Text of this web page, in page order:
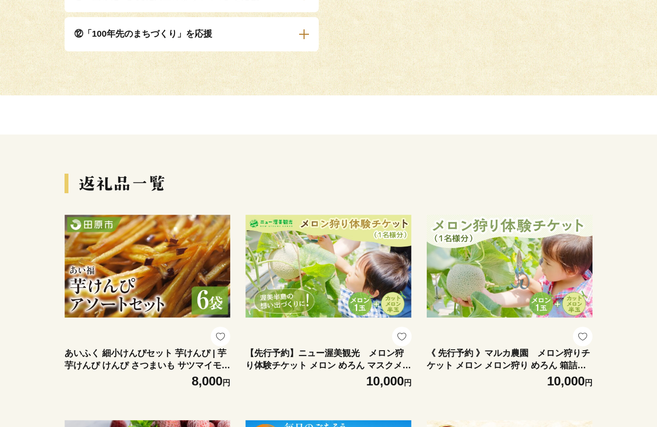
⑫「100年先のまちづくり」を応援
あいふく 細小けんぴセット 芋けんぴ | 芋
芋けんぴ けんぴ さつまいも サツマイモ
さつま芋 いも おやつ お菓子 スイーツ あ
8,000円
【先行予約】ニュー渥美観光 メロン狩
り体験チケット メロン めろん マスクメロ
ン フルーツ 果物 愛知県 田原市 渥美半島
お取り寄せ スイーツ 1玉 体験 メロン狩り
10,000円
《 先行予約 》マルカ農園 メロン狩りチ
ケット メロン メロン狩り めろん 箱詰め
どうまい 定期便 フルーツ 果物 愛知県 田
原市 産地直送 夏 糖度 青肉 人気 ご家庭用
10,000円